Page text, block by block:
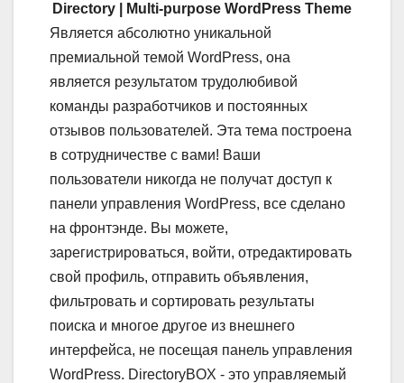
Directory | Multi-purpose WordPress Theme
Является абсолютно уникальной
премиальной темой WordPress, она
является результатом трудолюбивой
команды разработчиков и постоянных
отзывов пользователей. Эта тема построена
в сотрудничестве с вами! Ваши
пользователи никогда не получат доступ к
панели управления WordPress, все сделано
на фронтэнде. Вы можете,
зарегистрироваться, войти, отредактировать
свой профиль, отправить объявления,
фильтровать и сортировать результаты
поиска и многое другое из внешнего
интерфейса, не посещая панель управления
WordPress. DirectoryBOX - это управляемый